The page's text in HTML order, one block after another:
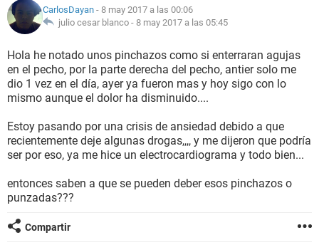
NUTRICIÓN
BIENESTAR
SEXUALIDAD
GLOSARIO
CarlosDayan - 8 may 2017 a las 00:06
julio cesar blanco - 8 may 2017 a las 05:45
Hola he notado unos pinchazos como si enterraran agujas
en el pecho, por la parte derecha del pecho, antier solo me
dio 1 vez en el día, ayer ya fueron mas y hoy sigo con lo
mismo aunque el dolor ha disminuido....
Estoy pasando por una crisis de ansiedad debido a que
recientemente deje algunas drogas,,,, y me dijeron que podría
ser por eso, ya me hice un electrocardiograma y todo bien...
entonces saben a que se pueden deber esos pinchazos o
punzadas???
Compartir